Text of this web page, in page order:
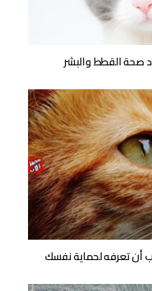
صحة القطط والبشر
أن تعرفه لحماية نفسك